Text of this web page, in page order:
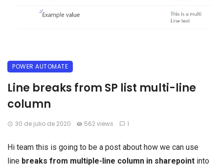
POWER AUTOMATE
Line breaks from SP list multi-line
column
30 de julio de 2020 562 views 1
Hi team this is going to be a post about how we can use
line breaks from multiple-line column in sharepoint into